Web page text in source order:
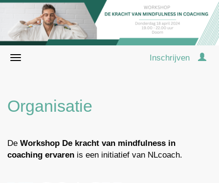
Inschrijven
Organisatie
De Workshop De kracht van mindfulness in
coaching ervaren is een initiatief van NLcoach.